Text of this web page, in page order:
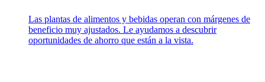
Las plantas de alimentos y bebidas operan con márgenes de
beneficio muy ajustados. Le ayudamos a descubrir
oportunidades de ahorro que están a la vista.